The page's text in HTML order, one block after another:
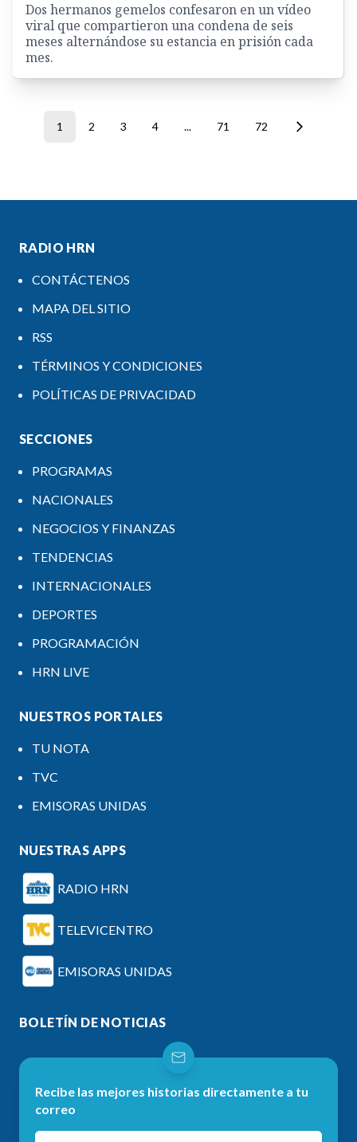
Dos hermanos gemelos confesaron en un vídeo
viral que compartieron una condena de seis
meses alternándose su estancia en prisión cada
mes.
1 2 3 4 ... 71 72
RADIO HRN
CONTÁCTENOS
MAPA DEL SITIO
RSS
TÉRMINOS Y CONDICIONES
POLÍTICAS DE PRIVACIDAD
SECCIONES
PROGRAMAS
NACIONALES
NEGOCIOS Y FINANZAS
TENDENCIAS
INTERNACIONALES
DEPORTES
PROGRAMACIÓN
HRN LIVE
NUESTROS PORTALES
TU NOTA
TVC
EMISORAS UNIDAS
NUESTRAS APPS
RADIO HRN
TELEVICENTRO
EMISORAS UNIDAS
BOLETÍN DE NOTICIAS
Recibe las mejores historias directamente a tu
correo